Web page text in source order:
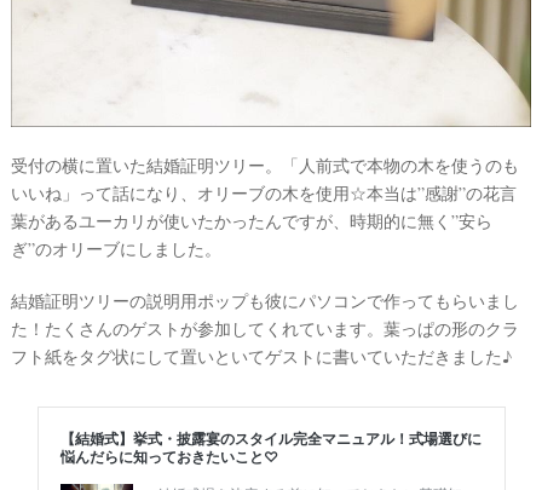
受付の横に置いた結婚証明ツリー。「人前式で本物の木を使うのも
いいね」って話になり、オリーブの木を使用☆本当は”感謝”の花言
葉があるユーカリが使いたかったんですが、時期的に無く”安ら
ぎ”のオリーブにしました。
結婚証明ツリーの説明用ポップも彼にパソコンで作ってもらいまし
た！たくさんのゲストが参加してくれています。葉っぱの形のクラ
フト紙をタグ状にして置いといてゲストに書いていただきました♪